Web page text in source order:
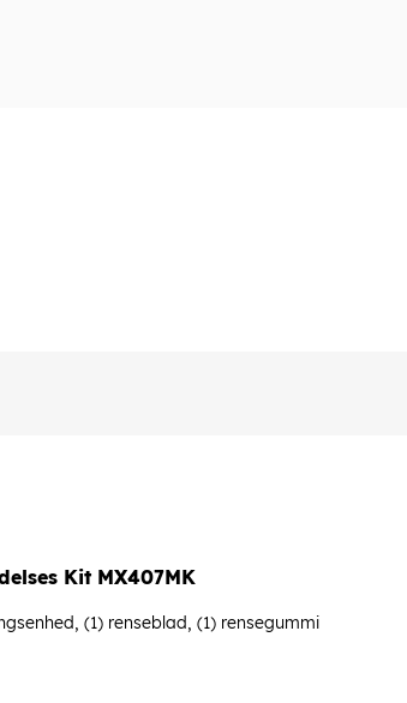
Kit MX407MK
(1) renseblad, (1) rensegummi